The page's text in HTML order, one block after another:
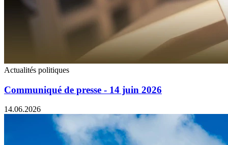
Actualités politiques
Communiqué de presse - 14 juin 2026
14.06.2026